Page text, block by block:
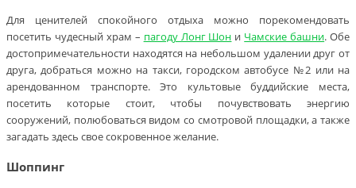
Для ценителей спокойного отдыха можно порекомендовать
посетить чудесный храм – пагоду Лонг Шон и Чамские башни. Обе
достопримечательности находятся на небольшом удалении друг от
друга, добраться можно на такси, городском автобусе №2 или на
арендованном транспорте. Это культовые буддийские места,
посетить которые стоит, чтобы почувствовать энергию
сооружений, полюбоваться видом со смотровой площадки, а также
загадать здесь свое сокровенное желание.
Шоппинг